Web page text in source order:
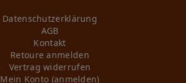
Daten­schutz­erklärung
AGB
Kontakt
Retoure anmelden
Vertrag widerrufen
Mein Konto (anmelden)